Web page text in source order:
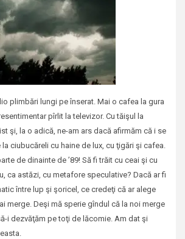
plimbări lungi pe înserat. Mai o cafea la gura
pîrlit la televizor. Cu tăişul la
şi, la o adică, ne-am ars dacă afirmăm că i se
ciubucăreli cu haine de lux, cu ţigări şi cafea.
de dinainte de ’89! Să fi trăit cu ceai şi cu
ca astăzi, cu metafore speculative? Dacă ar fi
între lup şi şoricel, ce credeţi că ar alege
merge. Deşi mă sperie gîndul că la noi merge
i dezvăţăm pe toţi de lăcomie. Am dat şi